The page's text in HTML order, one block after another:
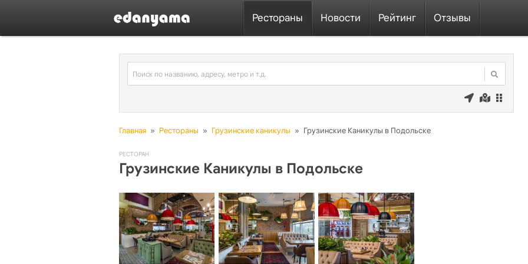
Рестораны Новости Рейтинг Отзывы
Главная » Рестораны » Грузинские каникулы » Грузинские Каникулы в Подольске
РЕСТОРАН
Грузинские Каникулы в Подольске